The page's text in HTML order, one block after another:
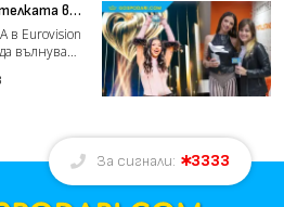
в
в Eurovision
вълнува
За сигнали: 3333